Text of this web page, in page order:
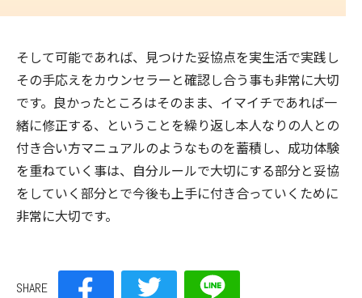
そして可能であれば、見つけた妥協点を実生活で実践し
その手応えをカウンセラーと確認し合う事も非常に大切
です。良かったところはそのまま、イマイチであれば一
緒に修正する、ということを繰り返し本人なりの人との
付き合い方マニュアルのようなものを蓄積し、成功体験
を重ねていく事は、自分ルールで大切にする部分と妥協
をしていく部分とで今後も上手に付き合っていくために
非常に大切です。
SHARE